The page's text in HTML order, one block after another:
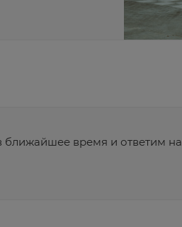
ближайшее время и ответим на